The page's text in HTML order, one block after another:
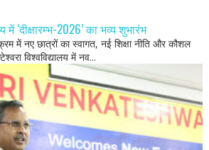
में ‘दीक्षारम्भ-2026’ का भव्य शुभारंभ
में नए छात्रों का स्वागत, नई शिक्षा नीति और कौशल
विश्वविद्यालय में नव...